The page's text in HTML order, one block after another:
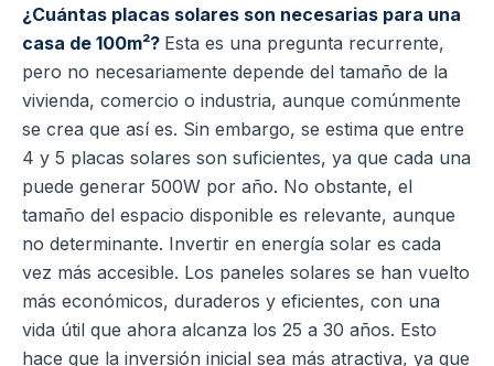
¿Cuántas placas solares son necesarias para una
casa de 100m²? Esta es una pregunta recurrente,
pero no necesariamente depende del tamaño de la
vivienda, comercio o industria, aunque comúnmente
se crea que así es. Sin embargo, se estima que entre
4 y 5 placas solares son suficientes, ya que cada una
puede generar 500W por año. No obstante, el
tamaño del espacio disponible es relevante, aunque
no determinante. Invertir en energía solar es cada
vez más accesible. Los paneles solares se han vuelto
más económicos, duraderos y eficientes, con una
vida útil que ahora alcanza los 25 a 30 años. Esto
hace que la inversión inicial sea más atractiva, ya que